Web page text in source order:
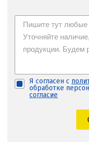
Я согласен с
обработке
согласие